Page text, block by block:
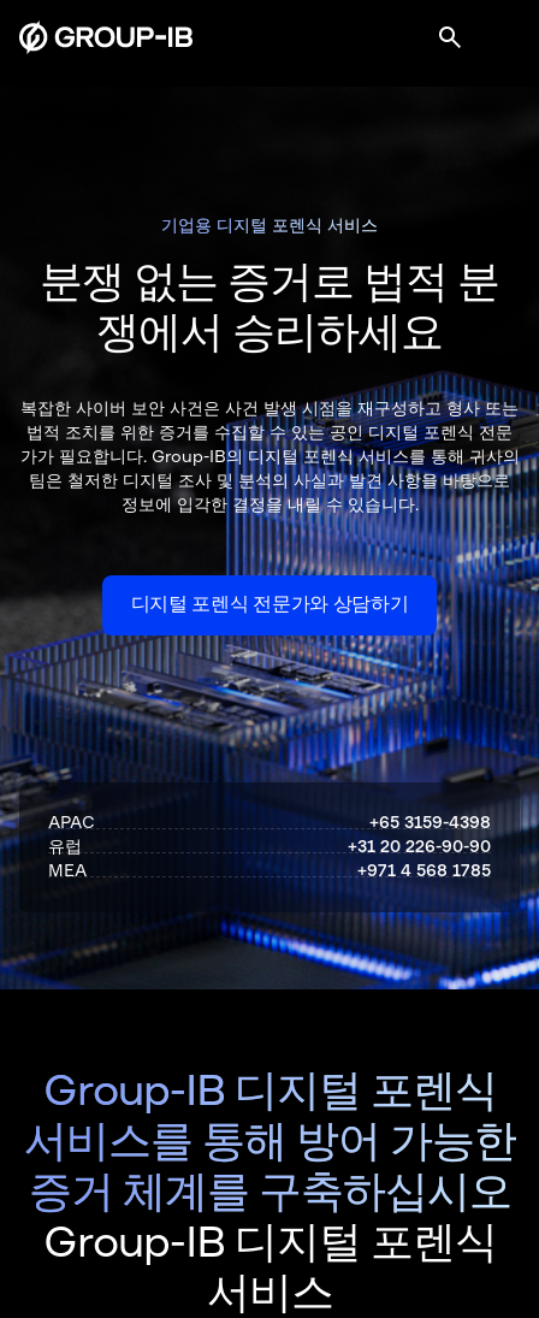
기업용 디지털 포렌식 서비스
분쟁 없는 증거로 법적 분
쟁에서 승리하세요
복잡한 사이버 보안 사건은 사건 발생 시점을 재구성하고 형사 또는
법적 조치를 위한 증거를 수집할 수 있는 공인 디지털 포렌식 전문
가가 필요합니다. Group-IB의 디지털 포렌식 서비스를 통해 귀사의
팀은 철저한 디지털 조사 및 분석의 사실과 발견 사항을 바탕으로
정보에 입각한 결정을 내릴 수 있습니다.
디지털 포렌식 전문가와 상담하기
APAC
+65 3159-4398
유럽
+31 20 226-90-90
MEA
+971 4 568 1785
Group-IB 디지털 포렌식
서비스를 통해 방어 가능한
증거 체계를 구축하십시오
Group-IB 디지털 포렌식
서비스